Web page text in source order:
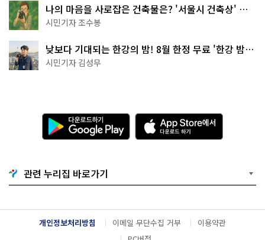
나의 마음을 사로잡은 건축물은? '서울시 건축상' 수
상작 공개!
시민기자 조수봉
낮보다 기대되는 한강의 밤! 8월 한정 무료 '한강 밤
핑' 예약은?
시민기자 김성무
다
운
로
기
G
o
g
l
e
A
p
p
e
서
다
운
관련 누리집 바로가기
개인정보처리방침 이메일 무단수집 거부
이용약관